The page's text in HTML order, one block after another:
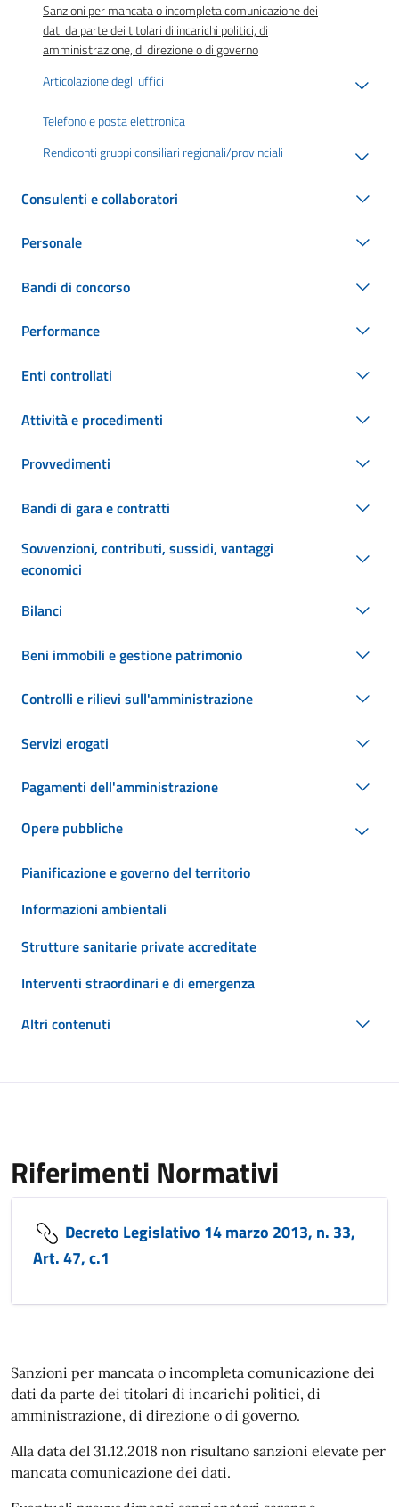
Sanzioni per mancata o incompleta comunicazione dei
dati da parte dei titolari di incarichi politici, di
amministrazione, di direzione o di governo
Articolazione degli uffici
Telefono e posta elettronica
Rendiconti gruppi consiliari regionali/provinciali
Consulenti e collaboratori
Personale
Bandi di concorso
Performance
Enti controllati
Attività e procedimenti
Provvedimenti
Bandi di gara e contratti
Sovvenzioni, contributi, sussidi, vantaggi
economici
Bilanci
Beni immobili e gestione patrimonio
Controlli e rilievi sull'amministrazione
Servizi erogati
Pagamenti dell'amministrazione
Opere pubbliche
Pianificazione e governo del territorio
Informazioni ambientali
Strutture sanitarie private accreditate
Interventi straordinari e di emergenza
Altri contenuti
Riferimenti Normativi
Decreto Legislativo 14 marzo 2013, n. 33,
Art. 47, c.1
Sanzioni per mancata o incompleta comunicazione dei
dati da parte dei titolari di incarichi politici, di
amministrazione, di direzione o di governo.
Alla data del 31.12.2018 non risultano sanzioni elevate per
mancata comunicazione dei dati.